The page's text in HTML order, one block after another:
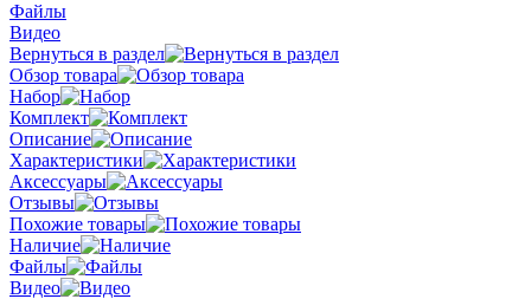
Файлы
Видео
Вернуться в раздел
Обзор товара
Набор
Комплект
Описание
Характеристики
Аксессуары
Отзывы
Похожие товары
Наличие
Файлы
Видео